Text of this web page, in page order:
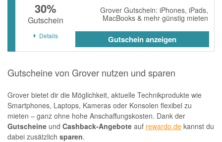
30%
Gutschein
Grover Gutschein: iPhones, iPads,
MacBooks & mehr günstig mieten
Details Gutschein anzeigen
Gutscheine von Grover nutzen und sparen
Grover bietet dir die Möglichkeit, aktuelle Technikprodukte wie
Smartphones, Laptops, Kameras oder Konsolen flexibel zu
mieten – ganz ohne hohe Anschaffungskosten. Dank der
Gutscheine und Cashback-Angebote auf rewardo.de kannst du
dabei zusätzlich sparen.